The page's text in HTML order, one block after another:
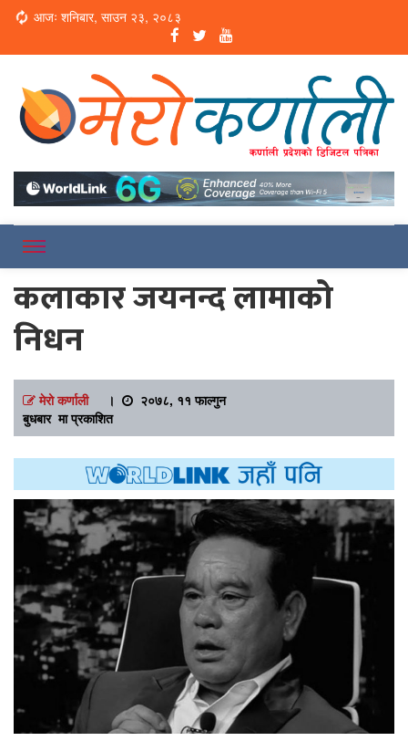
Loading...
आजः शनिबार, साउन २३, २०८३
Merokarnali
कलाकार जयनन्द लामाको
निधन
मेरो कर्णाली।
२०७८, ११ फाल्गुन
बुधबार मा प्रकाशित